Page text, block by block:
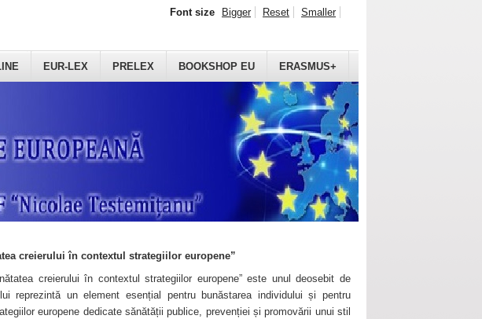
EUR-LEX PRELEX BOOKSHOP EU ERASMUS+
Font size Bigger Reset Smaller
creierului în contextul strategiilor europene”
creierului în contextul strategiilor europene” este unul deosebit de
reprezintă un element esențial pentru bunăstarea individului și pentru
europene dedicate sănătății publice, prevenției și promovării unui stil